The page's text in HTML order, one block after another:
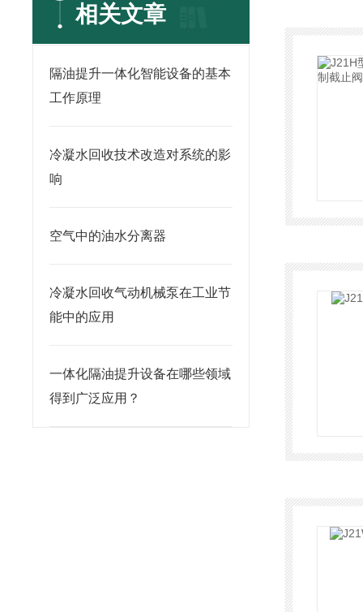
相关文章
隔油提升一体化智能设备的基本
工作原理
冷凝水回收技术改造对系统的影
响
空气中的油水分离器
冷凝水回收气动机械泵在工业节
能中的应用
一体化隔油提升设备在哪些领域
得到广泛应用？